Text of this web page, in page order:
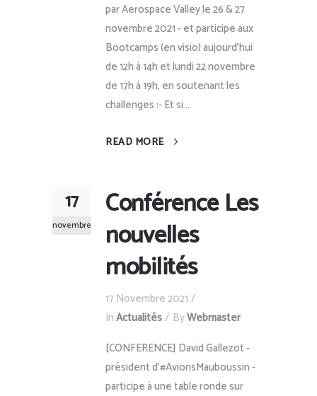
par Aerospace Valley le 26 & 27
novembre 2021 - et participe aux
Bootcamps (en visio) aujourd'hui
de 12h à 14h et lundi 22 novembre
de 17h à 19h, en soutenant les
challenges :- Et si...
READ MORE
17
novembre
Conférence Les
nouvelles
mobilités
17 Novembre 2021
InActualités ByWebmaster
[CONFERENCE] David Gallezot -
président d'#AvionsMauboussin -
participe à une table ronde sur